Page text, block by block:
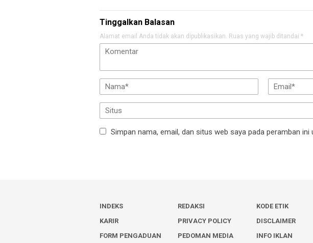
Tinggalkan Balasan
Alamat email Anda tidak akan dipublikasikan. Ruas yang wajib ditandai *
Simpan nama, email, dan situs web saya pada peramban
INDEKS REDAKSI
KODE ETIK
KARIR
PRIVACY POLICY
DISCLAIMER
FORM PENGADUAN
PEDOMAN MEDIA
INFO IKLAN